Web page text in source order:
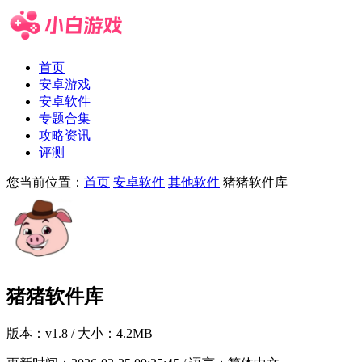
首页
安卓游戏
安卓软件
专题合集
攻略资讯
评测
您当前位置： 首页 安卓软件 其他软件 猪猪软件库
猪猪软件库
版本： v1.8 / 大小：4.2MB